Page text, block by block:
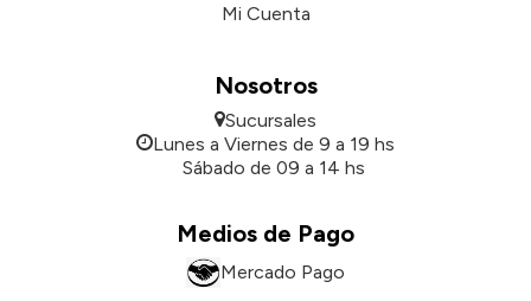
Mi Cuenta
Nosotros
Sucursales
Lunes a Viernes de 9 a 19 hs
Sábado de 09 a 14 hs
Medios de Pago
Mercado Pago